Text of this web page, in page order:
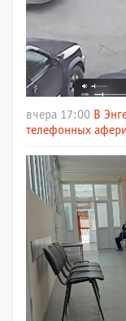
вчера 17:00 В
телефонных